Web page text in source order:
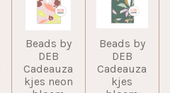
Beads by
DEB
Cadeauza
kjes neon
Beads by
DEB
Cadeauza
kjes